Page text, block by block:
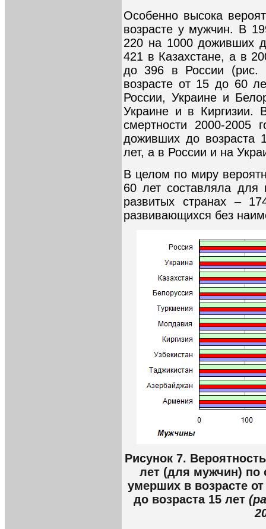
Особенно высока
возрасте у мужчин. В
220 на 1000 доживших
421 в Казахстане, а в
до 396 в России (рис.
возрасте от 15 до 60
России, Украине и
Украине и в Киргизии.
смертности 2000-2005
доживших до возраста
лет, а в России и на
В целом по миру
60 лет составляла
развитых странах –
развивающихся без
Рисунок 7.
лет (для мужчин) по
умерших в возрасте
до возраста 15 лет